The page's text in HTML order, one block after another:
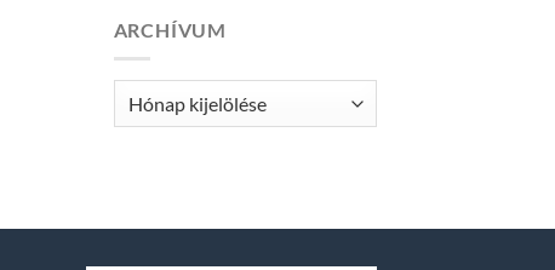
ARCHÍVUM
Archívum